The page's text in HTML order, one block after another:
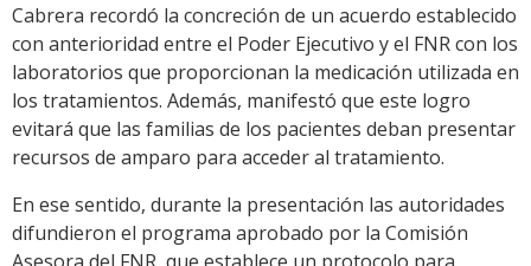
Cabrera recordó la concreción de un acuerdo establecido
con anterioridad entre el Poder Ejecutivo y el FNR con los
laboratorios que proporcionan la medicación utilizada en
los tratamientos. Además, manifestó que este logro
evitará que las familias de los pacientes deban presentar
recursos de amparo para acceder al tratamiento.
En ese sentido, durante la presentación las autoridades
difundieron el programa aprobado por la Comisión